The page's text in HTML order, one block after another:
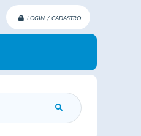
LOGIN / CADASTRO